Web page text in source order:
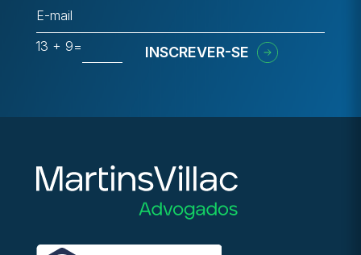
13 + 9= INSCREVER-SE